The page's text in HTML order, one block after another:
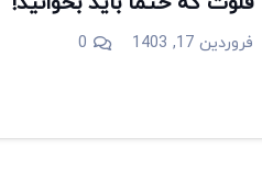
فروردین 17, 1403 0